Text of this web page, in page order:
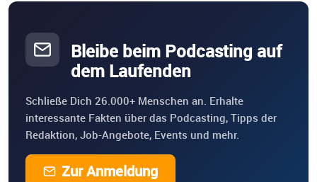
Bleibe beim Podcasting auf
dem Laufenden
Schließe Dich 26.000+ Menschen an. Erhalte
interessante Fakten über das Podcasting, Tipps der
Redaktion, Job-Angebote, Events und mehr.
Zur Anmeldung